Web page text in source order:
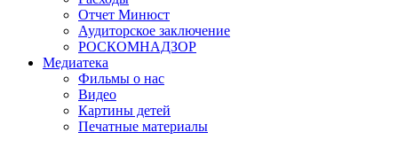
Отчет Минюст
Аудиторское заключение
РОСКОМНАДЗОР
Медиатека
Фильмы о нас
Видео
Картины детей
Печатные материалы